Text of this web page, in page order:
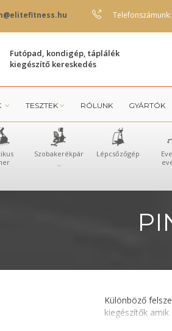
Telefonszámunk:
Futópad, kondigép, táplálék
kiegészítő kereskedés
TESZTEK RÓLUNK GYÁRTÓK
Szobakerékpár Lépcsőzőgép
Különböző
kiegészítők